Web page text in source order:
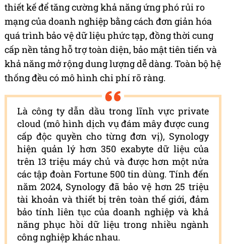
thiết kế để tăng cường khả năng ứng phó rủi ro
mạng của doanh nghiệp bằng cách đơn giản hóa
quá trình bảo vệ dữ liệu phức tạp, đồng thời cung
cấp nền tảng hỗ trợ toàn diện, bảo mật tiên tiến và
khả năng mở rộng dung lượng dễ dàng. Toàn bộ hệ
thống đều có mô hình chi phí rõ ràng.
Là công ty dẫn dầu trong lĩnh vực private
cloud (mô hình dịch vụ đám mây được cung
cấp độc quyền cho từng đơn vị), Synology
hiện quản lý hơn 350 exabyte dữ liệu của
trên 13 triệu máy chủ và được hơn một nửa
các tập đoàn Fortune 500 tin dùng. Tính đến
năm 2024, Synology đã bảo vệ hơn 25 triệu
tài khoản và thiết bị trên toàn thế giới, đảm
bảo tính liên tục của doanh nghiệp và khả
năng phục hồi dữ liệu trong nhiều ngành
công nghiệp khác nhau.